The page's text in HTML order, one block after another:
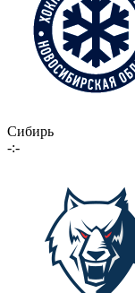
Сибирь
-:-